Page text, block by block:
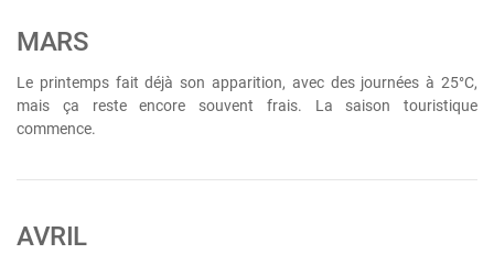
MARS
Le printemps fait déjà son apparition, avec des journées à 25°C,
mais ça reste encore souvent frais. La saison touristique
commence.
AVRIL